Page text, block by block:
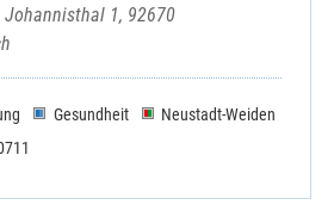
1, 92670
Gesundheit
Neustadt-Weiden